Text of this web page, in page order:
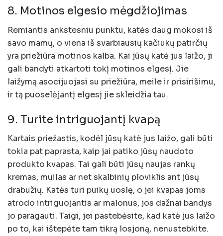
8. Motinos elgesio mėgdžiojimas
Remiantis ankstesniu punktu, katės daug mokosi iš
savo mamų, o viena iš svarbiausių kačiukų patirčių
yra priežiūra motinos kalba. Kai jūsų katė jus laižo, ji
gali bandyti atkartoti tokį motinos elgesį. Jie
laižymą asocijuojasi su priežiūra, meile ir prisirišimu,
ir tą puoselėjantį elgesį jie skleidžia tau.
9. Turite intriguojantį kvapą
Kartais priežastis, kodėl jūsų katė jus laižo, gali būti
tokia pat paprasta, kaip jai patiko jūsų naudoto
produkto kvapas. Tai gali būti jūsų naujas rankų
kremas, muilas ar net skalbinių ploviklis ant jūsų
drabužių. Katės turi puikų uoslę, o jei kvapas joms
atrodo intriguojantis ar malonus, jos dažnai bandys
jo paragauti. Taigi, jei pastebėsite, kad katė jus laižo
po to, kai ištepėte tam tikrą losjoną, nenustebkite.